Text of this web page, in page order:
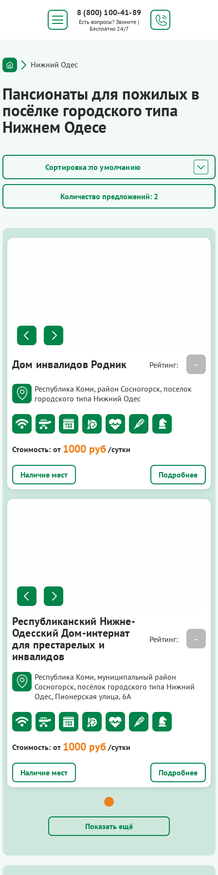
8 (800) 100-41-89
Есть вопросы? Звоните |
Бесплатно 24/7
Нижний Одес
Пансионаты для пожилых в
посёлке городского типа
Нижнем Одесе
по умолчанию
Количество предложений: 2
Дом инвалидов Родник Рейтинг: -
Республика Коми, район Сосногорск, поселок
городского типа Нижний Одес
Стоимость: от 1000 руб /сутки
Подробнее
Республиканский Нижне-
Одесский Дом-интернат
для престарелых и
инвалидов
Рейтинг: -
Республика Коми, муниципальный район
Сосногорск, посёлок городского типа Нижний
Одес, Пионерская улица, 6А
Стоимость: от 1000 руб /сутки
Подробнее
Показать ещё